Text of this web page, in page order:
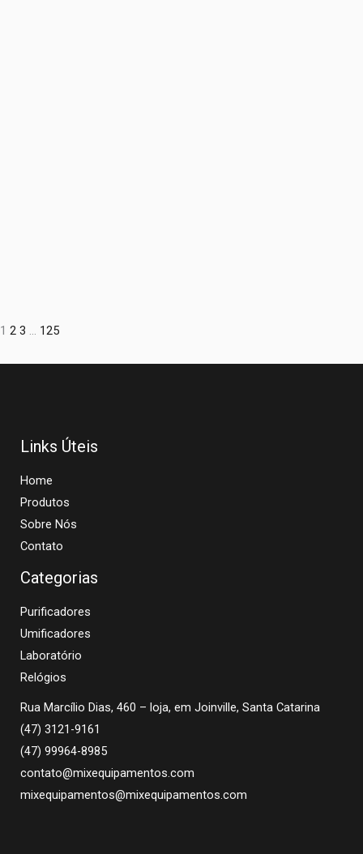
1 2 3 … 125
Links Úteis
Home
Produtos
Sobre Nós
Contato
Categorias
Purificadores
Umificadores
Laboratório
Relógios
Rua Marcílio Dias, 460 – loja, em Joinville, Santa Catarina
(47) 3121-9161
(47) 99964-8985
contato@mixequipamentos.com
mixequipamentos@mixequipamentos.com